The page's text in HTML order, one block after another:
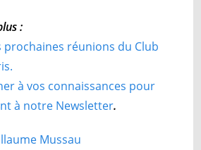
:
prochaines réunions du Club
à vos connaissances pour
à notre Newsletter.
Mussau